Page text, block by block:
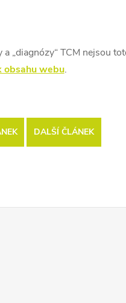
„diagnózy“ TCM nejsou
obsahu webu.
DALŠÍ ČLÁNEK